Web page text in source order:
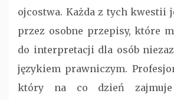
ojcostwa. Każda z tych kwestii
przez osobne przepisy, które
do interpretacji dla osób
językiem prawniczym.
który na co dzień